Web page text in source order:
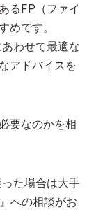
るFP（ファイ
めです。
わせて最適な
アドバイスを
要なのかを相
た場合は大手
』への相談がお